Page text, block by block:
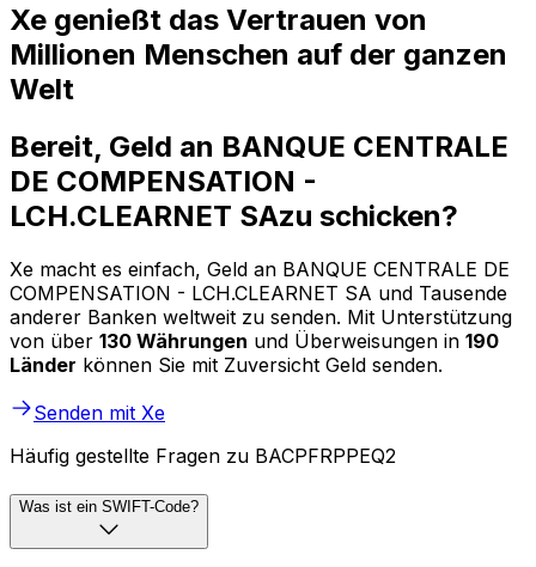
Xe genießt das Vertrauen von
Millionen Menschen auf der ganzen
Welt
Bereit, Geld an BANQUE CENTRALE
DE COMPENSATION -
LCH.CLEARNET SAzu schicken?
Xe macht es einfach, Geld an BANQUE CENTRALE DE
COMPENSATION - LCH.CLEARNET SA und Tausende
anderer Banken weltweit zu senden. Mit Unterstützung
von über 130 Währungen und Überweisungen in 190
Länder können Sie mit Zuversicht Geld senden.
Senden mit Xe
Häufig gestellte Fragen zu BACPFRPPEQ2
Was ist ein SWIFT-Code?